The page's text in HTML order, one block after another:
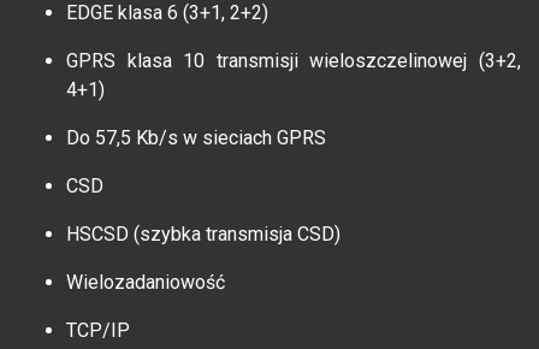
EDGE klasa 6 (3+1, 2+2)
GPRS klasa 10 transmisji wieloszczelinowej (3+2,
4+1)
Do 57,5 Kb/s w sieciach GPRS
CSD
HSCSD (szybka transmisja CSD)
Wielozadaniowość
TCP/IP